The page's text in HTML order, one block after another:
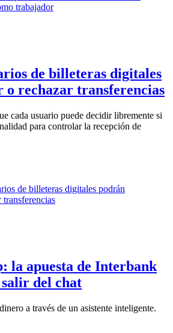
de billeteras digitales
o rechazar transferencias
cada usuario puede decidir libremente si
para controlar la recepción de
la apuesta de Interbank
del chat
a través de un asistente inteligente.